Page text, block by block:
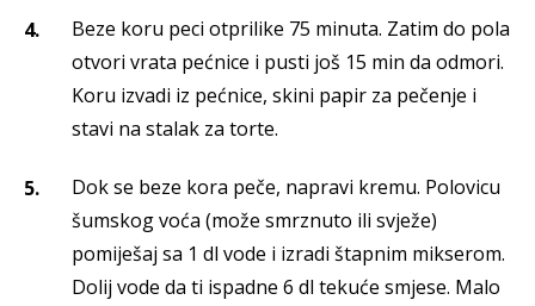
Beze koru peci otprilike 75 minuta. Zatim do pola
otvori vrata pećnice i pusti još 15 min da odmori.
Koru izvadi iz pećnice, skini papir za pečenje i
stavi na stalak za torte.
Dok se beze kora peče, napravi kremu. Polovicu
šumskog voća (može smrznuto ili svježe)
pomiješaj sa 1 dl vode i izradi štapnim mikserom.
Dolij vode da ti ispadne 6 dl tekuće smjese. Malo